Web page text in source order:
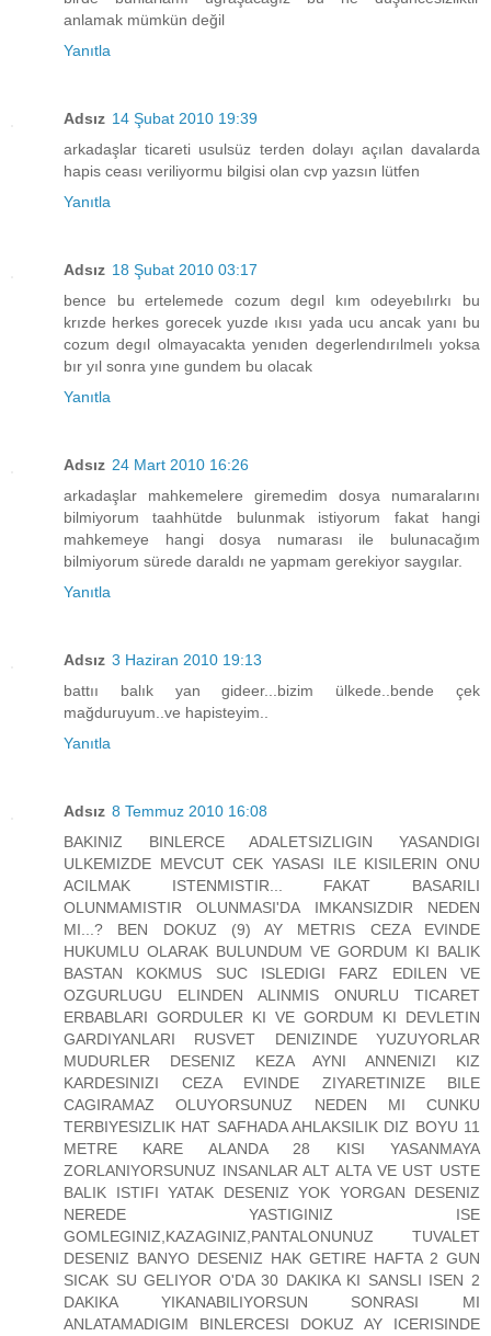
anlamak mümkün değil
Yanıtla
Adsız 14 Şubat 2010 19:39
arkadaşlar ticareti usulsüz terden dolayı açılan davalarda
hapis ceası veriliyormu bilgisi olan cvp yazsın lütfen
Yanıtla
Adsız 18 Şubat 2010 03:17
bence bu ertelemede cozum degıl kım odeyebılırkı bu
krızde herkes gorecek yuzde ıkısı yada ucu ancak yanı bu
cozum degıl olmayacakta yenıden degerlendırılmelı yoksa
bır yıl sonra yıne gundem bu olacak
Yanıtla
Adsız 24 Mart 2010 16:26
arkadaşlar mahkemelere giremedim dosya numaralarını
bilmiyorum taahhütde bulunmak istiyorum fakat hangi
mahkemeye hangi dosya numarası ile bulunacağım
bilmiyorum sürede daraldı ne yapmam gerekiyor saygılar.
Yanıtla
Adsız 3 Haziran 2010 19:13
battıı balık yan gideer...bizim ülkede..bende çek
mağduruyum..ve hapisteyim..
Yanıtla
Adsız 8 Temmuz 2010 16:08
BAKINIZ BINLERCE ADALETSIZLIGIN YASANDIGI
ULKEMIZDE MEVCUT CEK YASASI ILE KISILERIN ONU
ACILMAK ISTENMISTIR... FAKAT BASARILI
OLUNMAMISTIR OLUNMASI'DA IMKANSIZDIR NEDEN
MI...? BEN DOKUZ (9) AY METRIS CEZA EVINDE
HUKUMLU OLARAK BULUNDUM VE GORDUM KI BALIK
BASTAN KOKMUS SUC ISLEDIGI FARZ EDILEN VE
OZGURLUGU ELINDEN ALINMIS ONURLU TICARET
ERBABLARI GORDULER KI VE GORDUM KI DEVLETIN
GARDIYANLARI RUSVET DENIZINDE YUZUYORLAR
MUDURLER DESENIZ KEZA AYNI ANNENIZI KIZ
KARDESINIZI CEZA EVINDE ZIYARETINIZE BILE
CAGIRAMAZ OLUYORSUNUZ NEDEN MI CUNKU
TERBIYESIZLIK HAT SAFHADA AHLAKSILIK DIZ BOYU 11
METRE KARE ALANDA 28 KISI YASANMAYA
ZORLANIYORSUNUZ INSANLAR ALT ALTA VE UST USTE
BALIK ISTIFI YATAK DESENIZ YOK YORGAN DESENIZ
NEREDE YASTIGINIZ ISE
GOMLEGINIZ,KAZAGINIZ,PANTALONUNUZ TUVALET
DESENIZ BANYO DESENIZ HAK GETIRE HAFTA 2 GUN
SICAK SU GELIYOR O'DA 30 DAKIKA KI SANSLI ISEN 2
DAKIKA YIKANABILIYORSUN SONRASI MI
ANLATAMADIGIM BINLERCESI DOKUZ AY ICERISINDE